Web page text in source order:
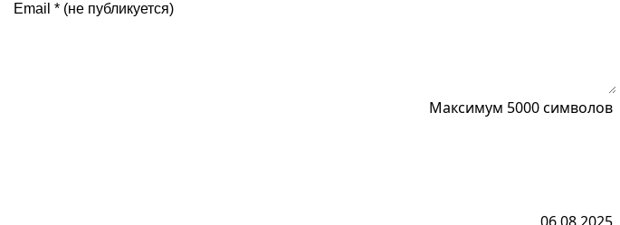
Максимум 5000 символов